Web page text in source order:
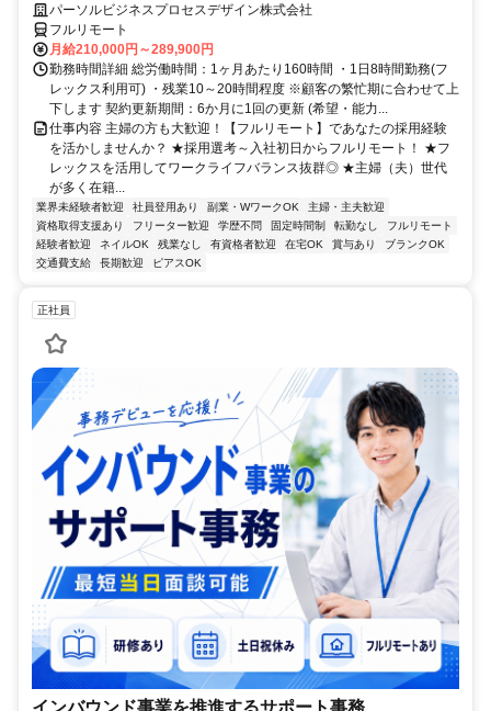
パーソルビジネスプロセスデザイン株式会社
フルリモート
月給210,000円～289,900円
勤務時間詳細 総労働時間：1ヶ月あたり160時間 ・1日8時間勤務(フ
レックス利用可) ・残業10～20時間程度 ※顧客の繁忙期に合わせて上
下します 契約更新期間：6か月に1回の更新 (希望・能力...
仕事内容 主婦の方も大歓迎！【フルリモート】であなたの採用経験
を活かしませんか？ ★採用選考～入社初日からフルリモート！ ★フ
レックスを活用してワークライフバランス抜群◎ ★主婦（夫）世代
が多く在籍...
業界未経験者歓迎 社員登用あり 副業・WワークOK
主婦・主夫歓迎
資格取得支援あり
フリーター歓迎 学歴不問 固定時間制 転勤なし
フルリモート
経験者歓迎
ネイルOK 残業なし 有資格者歓迎 在宅OK 賞与あり
ブランクOK
交通費支給
長期歓迎 ピアスOK
正社員
インバウンド事業を推進するサポート事務